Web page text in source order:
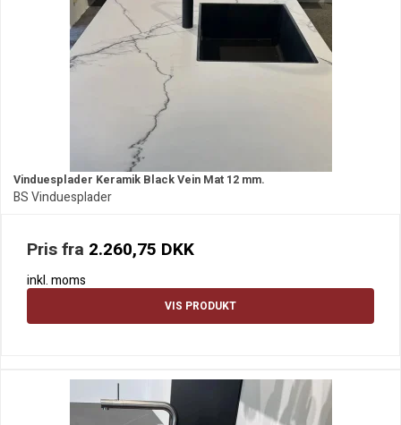
Vinduesplader Keramik Black Vein Mat 12 mm.
BS Vinduesplader
Pris fra 2.260,75 DKK
inkl. moms
VIS PRODUKT